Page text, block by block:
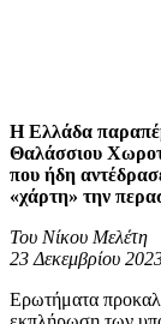
Η Ελλάδα
Θαλάσσιου
που ήδη
«χάρτη» την
Του Νίκου Μελέτη
23 Δεκεμβρίου
Ερωτήματα